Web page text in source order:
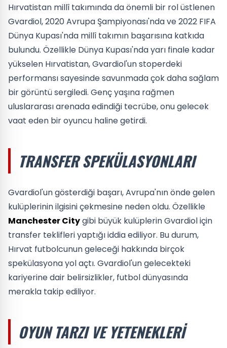
Hırvatistan millî takımında da önemli bir rol üstlenen
Gvardiol, 2020 Avrupa Şampiyonası'nda ve 2022 FIFA
Dünya Kupası'nda millî takımın başarısına katkıda
bulundu. Özellikle Dünya Kupası'nda yarı finale kadar
yükselen Hırvatistan, Gvardiol'un stoperdeki
performansı sayesinde savunmada çok daha sağlam
bir görüntü sergiledi. Genç yaşına rağmen
uluslararası arenada edindiği tecrübe, onu gelecek
vaat eden bir oyuncu haline getirdi.
TRANSFER SPEKÜLASYONLARI
Gvardiol'un gösterdiği başarı, Avrupa'nın önde gelen
kulüplerinin ilgisini çekmesine neden oldu. Özellikle
Manchester Citygibi büyük kulüplerin Gvardiol için
transfer teklifleri yaptığı iddia ediliyor. Bu durum,
Hırvat futbolcunun geleceği hakkında birçok
spekülasyona yol açtı. Gvardiol'un gelecekteki
kariyerine dair belirsizlikler, futbol dünyasında
merakla takip ediliyor.
OYUN TARZI VE YETENEKLERI